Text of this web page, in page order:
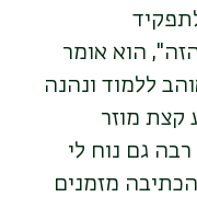
הוא אומר
ללמוד ונהנה
קצת מוזר
גם נוח לי
מזמנים